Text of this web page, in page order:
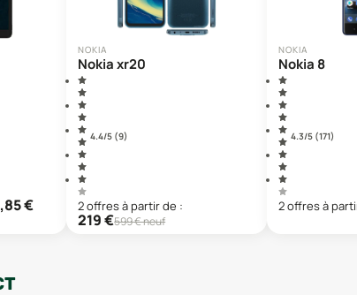
€
NOKIA
Nokia xr20
4.4/5 (9)
2offresà partir de :
219€599€ neuf
NOKIA
Nokia 8
4.3/5 (171)
2offresà